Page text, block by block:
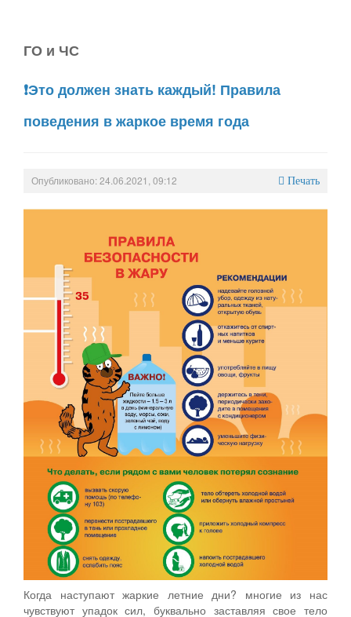
ГО и ЧС
❗Это должен знать каждый! Правила
поведения в жаркое время года
Опубликовано: 24.06.2021, 09:12 Печать
Когда наступают жаркие летние дни? многие из нас
чувствуют упадок сил, буквально заставляя свое тело